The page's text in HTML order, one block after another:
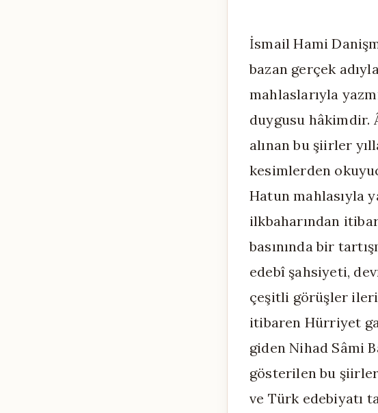
İsmail Hami
bazan gerçek
mahlaslarıyla
duygusu hâkimdir.
alınan bu şiirler
kesimlerden
Hatun mahlasıyla
ilkbaharından
basınında bir
edebî şahsiyeti,
çeşitli görüşler ileri
itibaren Hürriyet
giden Nihad Sâmi
gösterilen bu
ve Türk edebiyatı